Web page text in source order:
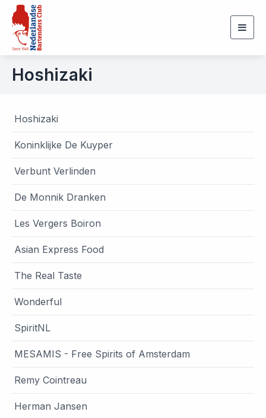
Hoshizaki
Hoshizaki
Koninklijke De Kuyper
Verbunt Verlinden
De Monnik Dranken
Les Vergers Boiron
Asian Express Food
The Real Taste
Wonderful
SpiritNL
MESAMIS - Free Spirits of Amsterdam
Remy Cointreau
Herman Jansen